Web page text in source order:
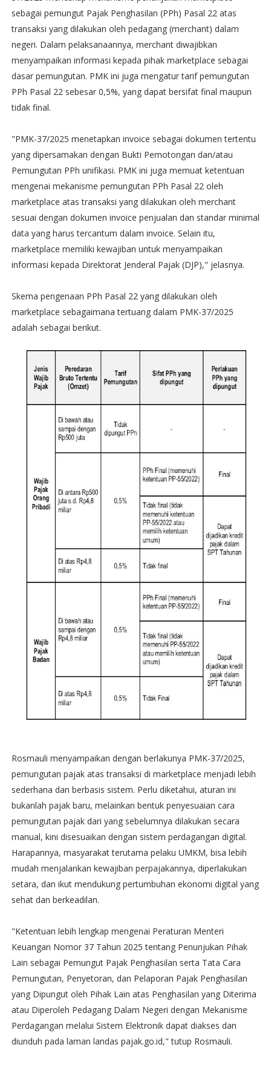
sebagai pemungut Pajak Penghasilan (PPh) Pasal 22 atas
transaksi yang dilakukan oleh pedagang (merchant) dalam
negeri. Dalam pelaksanaannya, merchant diwajibkan
menyampaikan informasi kepada pihak marketplace sebagai
dasar pemungutan. PMK ini juga mengatur tarif pemungutan
PPh Pasal 22 sebesar 0,5%, yang dapat bersifat final maupun
tidak final.
"PMK-37/2025 menetapkan invoice sebagai dokumen tertentu
yang dipersamakan dengan Bukti Pemotongan dan/atau
Pemungutan PPh unifikasi. PMK ini juga memuat ketentuan
mengenai mekanisme pemungutan PPh Pasal 22 oleh
marketplace atas transaksi yang dilakukan oleh merchant
sesuai dengan dokumen invoice penjualan dan standar minimal
data yang harus tercantum dalam invoice. Selain itu,
marketplace memiliki kewajiban untuk menyampaikan
informasi kepada Direktorat Jenderal Pajak (DJP)," jelasnya.
Skema pengenaan PPh Pasal 22 yang dilakukan oleh
marketplace sebagaimana tertuang dalam PMK-37/2025
adalah sebagai berikut.
Rosmauli menyampaikan dengan berlakunya PMK-37/2025,
pemungutan pajak atas transaksi di marketplace menjadi lebih
sederhana dan berbasis sistem. Perlu diketahui, aturan ini
bukanlah pajak baru, melainkan bentuk penyesuaian cara
pemungutan pajak dari yang sebelumnya dilakukan secara
manual, kini disesuaikan dengan sistem perdagangan digital.
Harapannya, masyarakat terutama pelaku UMKM, bisa lebih
mudah menjalankan kewajiban perpajakannya, diperlakukan
setara, dan ikut mendukung pertumbuhan ekonomi digital yang
sehat dan berkeadilan.
"Ketentuan lebih lengkap mengenai Peraturan Menteri
Keuangan Nomor 37 Tahun 2025 tentang Penunjukan Pihak
Lain sebagai Pemungut Pajak Penghasilan serta Tata Cara
Pemungutan, Penyetoran, dan Pelaporan Pajak Penghasilan
yang Dipungut oleh Pihak Lain atas Penghasilan yang Diterima
atau Diperoleh Pedagang Dalam Negeri dengan Mekanisme
Perdagangan melalui Sistem Elektronik dapat diakses dan
diunduh pada laman landas pajak.go.id," tutup Rosmauli.